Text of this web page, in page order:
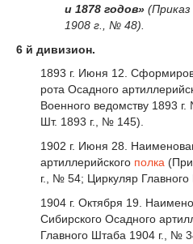
и 1878 годов»
1908 г., № 48).
6 й дивизион.
1893 г. Июня 12.
рота Осадного
Военного ведомству 1893
Шт. 1893 г., № 145).
1902 г. Июня 28.
артиллерийского полка
г., № 54; Циркуляр
1904 г. Октября 19.
Сибирского Осадного
Главного Штаба 1904 г., №